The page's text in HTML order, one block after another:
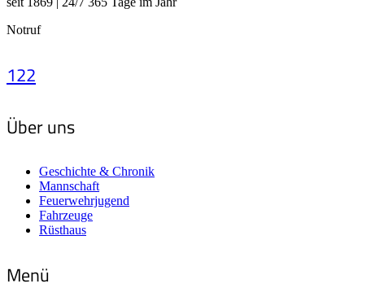
Notruf
122
Über uns
Geschichte & Chronik
Mannschaft
Feuerwehrjugend
Fahrzeuge
Rüsthaus
Menü